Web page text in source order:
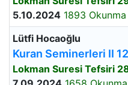
5.10.2024 1893 Okunma
Lütfi Hocaoğlu
Kuran Seminerleri II
Lokman Suresi Tefsiri